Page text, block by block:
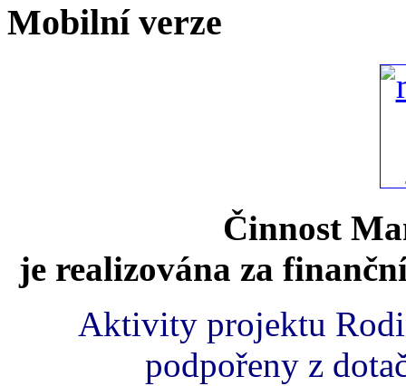
Mobilní verze
Činnost
je realizována za
Aktivity projektu
podpořeny z